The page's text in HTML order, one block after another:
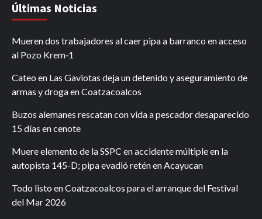
Últimas Noticias
Mueren dos trabajadores al caer pipa a barranco en acceso
al Pozo Krem‑1
Cateo en Las Gaviotas deja un detenido y aseguramiento de
armas y droga en Coatzacoalcos
Buzos alemanes rescatan con vida a pescador desaparecido
15 días en cenote
Muere elemento de la SSPC en accidente múltiple en la
autopista 145-D; pipa evadió retén en Acayucan
Todo listo en Coatzacoalcos para el arranque del Festival
del Mar 2026